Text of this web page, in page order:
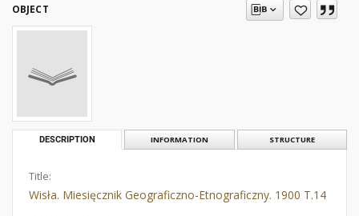
OBJECT
DESCRIPTION INFORMATION STRUCTURE
Title:
Wisła. Miesięcznik Geograficzno-Etnograficzny. 1900 T.14